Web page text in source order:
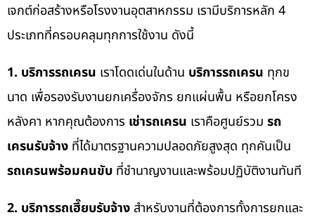
เจกต์ก่อสร้างหรือโรงงานอุตสาหกรรม เรามีบริการหลัก 4
ประเภทที่ครอบคลุมทุกการใช้งาน ดังนี้
1. บริการรถเครน เราโดดเด่นในด้าน บริการรถเครน ทุกข
นาด เพื่อรองรับงานยกเครื่องจักร ยกแผ่นพื้น หรือยกโครง
หลังคา หากคุณต้องการ เช่ารถเครน เราคือศูนย์รวม รถ
เครนรับจ้าง ที่ได้มาตรฐานความปลอดภัยสูงสุด ทุกคันเป็น
รถเครนพร้อมคนขับ ที่ชำนาญงานและพร้อมปฏิบัติงานทันที
2. บริการรถเฮี๊ยบรับจ้าง สำหรับงานที่ต้องการทั้งการยกและ